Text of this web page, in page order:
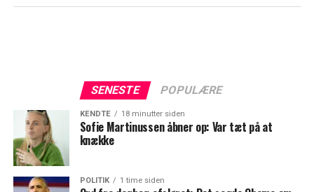
SENESTE POPULÆRE
KENDTE 18 minutter siden
Sofie Martinussen åbner op: Var tæt på at
knække
POLITIK 1 time siden